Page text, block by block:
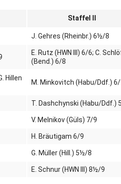
Staffel II
J. Gehres (Rheinbr.) 6½/8
E. Rutz (HWN III) 6/6; C.
(Bend.) 6/8
Hillen
M. Minkovitch (Habu/Ddf.)
T. Dashchynski (Habu/Ddf.)
V. Melnikov (Güls) 7/9
H. Bräutigam 6/9
G. Müller (Hill.) 5½/8
E. Schnur (HWN III) 8½/9